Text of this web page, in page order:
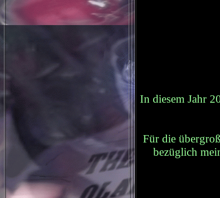
In diesem Jahr
Für die
bezüglich